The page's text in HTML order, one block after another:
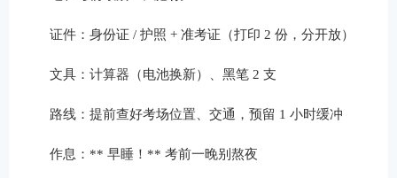
证件：身份证 / 护照 + 准考证（打印 2 份，分开放）
文具：计算器（电池换新）、黑笔 2 支
路线：提前查好考场位置、交通，预留 1 小时缓冲
作息：** 早睡！** 考前一晚别熬夜